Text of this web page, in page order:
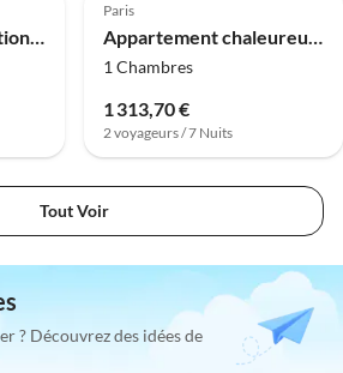
Appartement exceptionnel - 3BR/8P - Pantheon
Paris
Appartement chaleureux - 2 pièces/4 pièces - Grands Boulevards
1 Chambres
1 313,70 €
2 voyageurs / 7 Nuits
Tout Voir
? Découvrez des idées de